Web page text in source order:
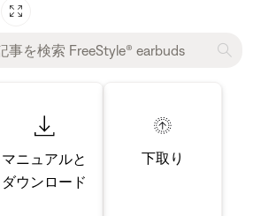
マニュアルと
ダウンロード
下取り